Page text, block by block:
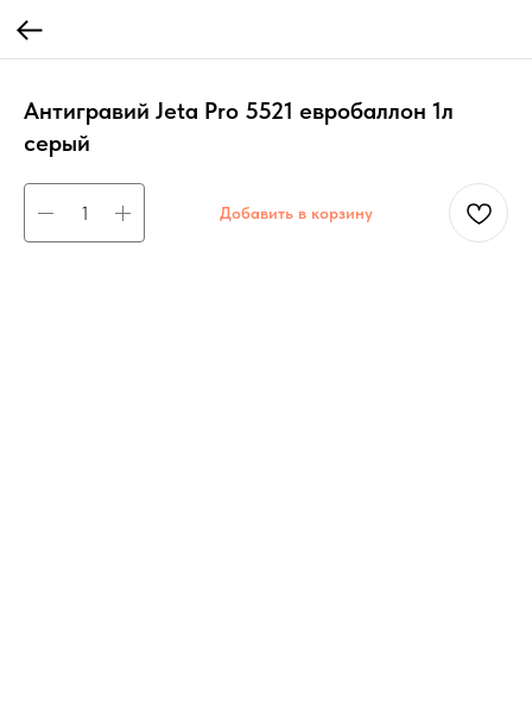
Антигравий Jeta Pro 5521 евробаллон 1л
серый
Добавить в корзину